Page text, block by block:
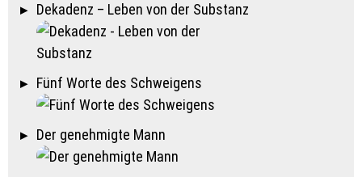
Dekadenz – Leben von der Substanz
Fünf Worte des Schweigens
Der genehmigte Mann